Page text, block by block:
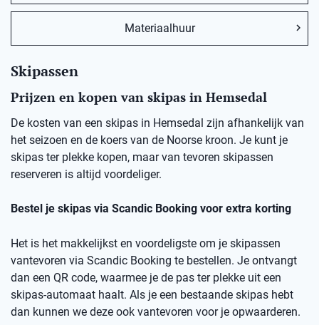
Materiaalhuur
Skipassen
Prijzen en kopen van skipas in Hemsedal
De kosten van een skipas in Hemsedal zijn afhankelijk van
het seizoen en de koers van de Noorse kroon. Je kunt je
skipas ter plekke kopen, maar van tevoren skipassen
reserveren is altijd voordeliger.
Bestel je skipas via Scandic Booking voor extra korting
Het is het makkelijkst en voordeligste om je skipassen
vantevoren via Scandic Booking te bestellen. Je ontvangt
dan een QR code, waarmee je de pas ter plekke uit een
skipas-automaat haalt. Als je een bestaande skipas hebt
dan kunnen we deze ook vantevoren voor je opwaarderen.